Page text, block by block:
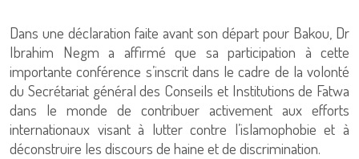
Dans une déclaration faite avant son départ pour Bakou, Dr
Ibrahim Negm a affirmé que sa participation à cette
importante conférence s’inscrit dans le cadre de la volonté
du Secrétariat général des Conseils et Institutions de Fatwa
dans le monde de contribuer activement aux efforts
internationaux visant à lutter contre l’islamophobie et à
déconstruire les discours de haine et de discrimination.